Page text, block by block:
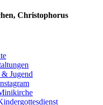
Christophorus
Jugend